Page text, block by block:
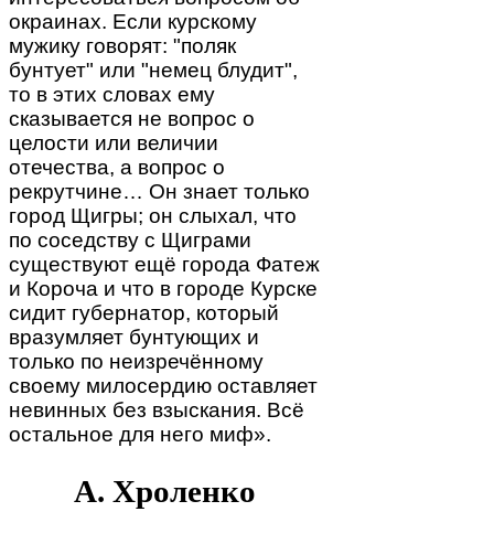
окраинах. Если курскому
мужику говорят: "поляк
бунтует" или "немец блудит",
то в этих словах ему
сказывается не вопрос о
целости или величии
отечества, а вопрос о
рекрутчине… Он знает только
город Щигры; он слыхал, что
по соседству с Щиграми
существуют ещё города Фатеж
и Короча и что в городе Курске
сидит губернатор, который
вразумляет бунтующих и
только по неизречённому
своему милосердию оставляет
невинных без взыскания. Всё
остальное для него миф».
А. Хроленко